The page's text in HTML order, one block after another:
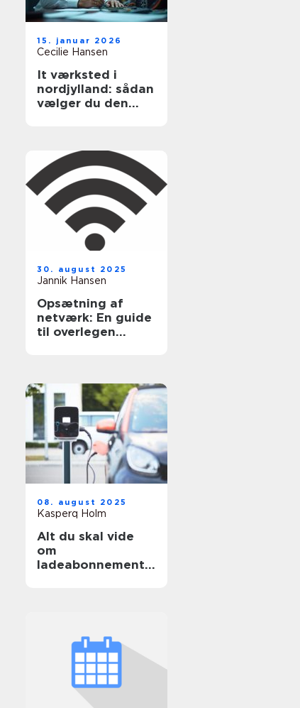
15. januar 2026
Cecilie Hansen
It værksted i
nordjylland: sådan
vælger du den
30. august 2025
Jannik Hansen
Opsætning af
netværk: En guide
til overlegen
08. august 2025
Kasperq Holm
Alt du skal vide
om
ladeabonnemente